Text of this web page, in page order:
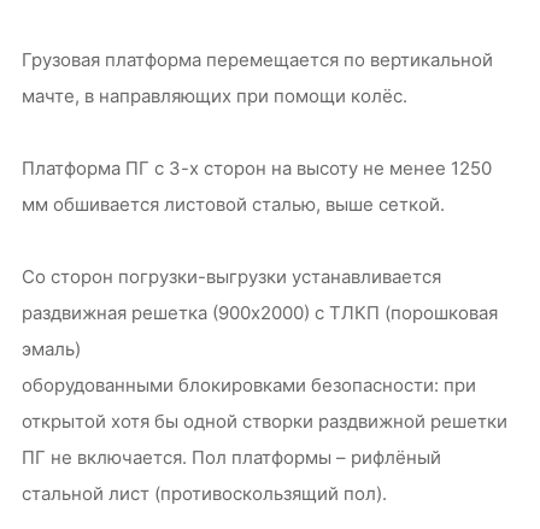
Грузовая платформа перемещается по вертикальной
мачте, в направляющих при помощи колёс.
Платформа ПГ с 3-х сторон на высоту не менее 1250
мм обшивается листовой сталью, выше сеткой.
Со сторон погрузки-выгрузки устанавливается
раздвижная решетка (900х2000) с ТЛКП (порошковая
эмаль)
оборудованными блокировками безопасности: при
открытой хотя бы одной створки раздвижной решетки
ПГ не включается. Пол платформы – рифлёный
стальной лист (противоскользящий пол).